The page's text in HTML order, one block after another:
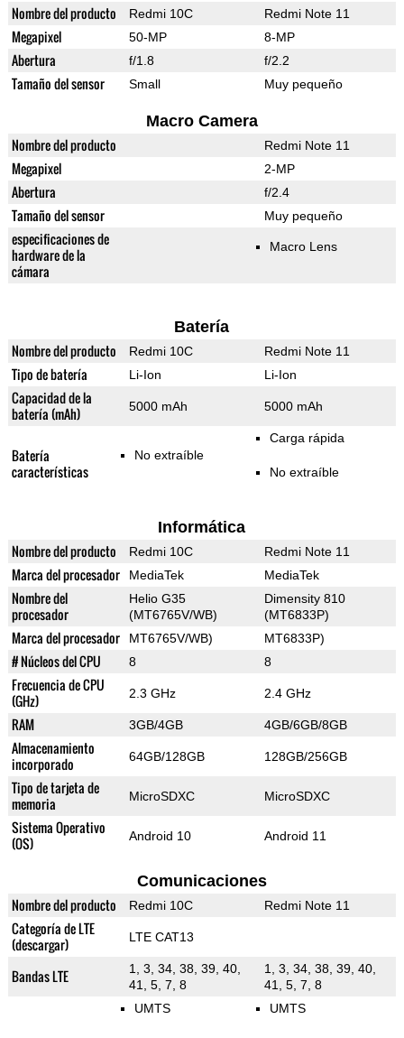
Nombre del producto Redmi 10C Redmi Note 11
Megapixel 50-MP 8-MP
Abertura f/1.8 f/2.2
Tamaño del sensor Small Muy pequeño
Macro Camera
Nombre del producto Redmi Note 11
Megapixel 2-MP
Abertura f/2.4
Tamaño del sensor Muy pequeño
especificaciones de
hardware de la
cámara
Macro Lens
Batería
Nombre del producto Redmi 10C Redmi Note 11
Tipo de batería Li-Ion Li-Ion
Capacidad de la
batería (mAh)
5000 mAh 5000 mAh
Batería
características
No extraíble
Carga rápida
No extraíble
Informática
Nombre del producto Redmi 10C Redmi Note 11
Marca del procesador MediaTek MediaTek
Nombre del
procesador
Helio G35
(MT6765V/WB)
Dimensity 810
(MT6833P)
Marca del procesador MT6765V/WB) MT6833P)
# Núcleos del CPU 8 8
Frecuencia de CPU
(GHz)
2.3 GHz 2.4 GHz
RAM 3GB/4GB 4GB/6GB/8GB
Almacenamiento
incorporado
64GB/128GB 128GB/256GB
Tipo de tarjeta de
memoria
MicroSDXC MicroSDXC
Sistema Operativo
(OS)
Android 10 Android 11
Comunicaciones
Nombre del producto Redmi 10C Redmi Note 11
Categoría de LTE
(descargar)
LTE CAT13
Bandas LTE
1, 3, 34, 38, 39, 40,
41, 5, 7, 8
1, 3, 34, 38, 39, 40,
41, 5, 7, 8
UMTS
UMTS